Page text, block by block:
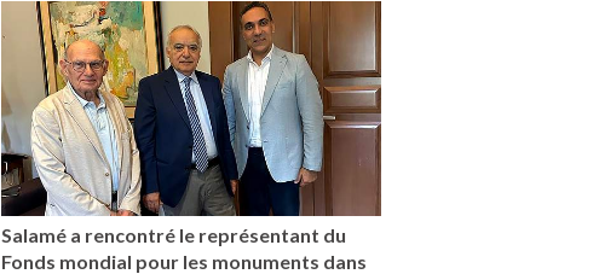
Salamé a rencontré le représentant du
Fonds mondial pour les monuments dans